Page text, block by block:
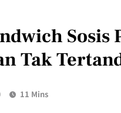
Sosis
Tak
11 Mins